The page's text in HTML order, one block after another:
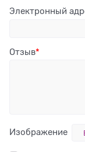
Электронный
Отзыв
Изображение